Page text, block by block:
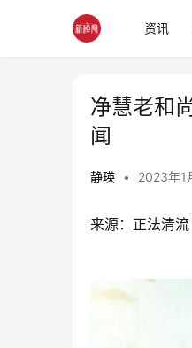
资讯
净慧老和
闻
静瑛 • 2023年1
来源：正法清